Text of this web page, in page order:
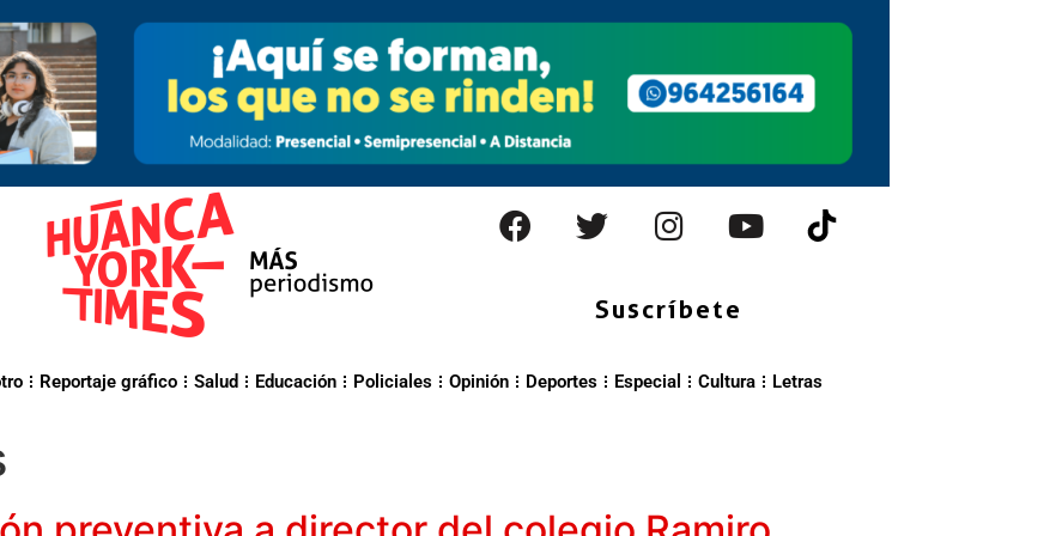
Suscríbete
Reportaje gráfico Salud Educación Policiales Opinión Deportes Especial Cultura Letras